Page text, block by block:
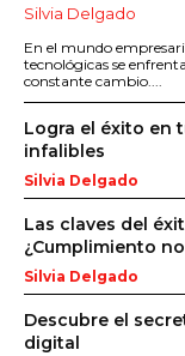
Silvia Delgado
En el mundo
tecnológicas se
constante cambio....
Logra el éxito en
infalibles
Silvia Delgado
Las claves del
¿Cumplimiento
Silvia Delgado
Descubre el
digital